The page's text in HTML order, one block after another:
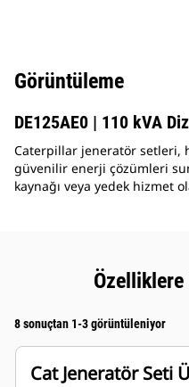
Görüntüleme
DE125AE0 | 110 kVA
Caterpillar jeneratör setleri,
güvenilir enerji çözümleri
kaynağı veya yedek hizmet
Özelliklere
8 sonuçtan 1-3 görüntüleniyor
Cat Jeneratör Seti